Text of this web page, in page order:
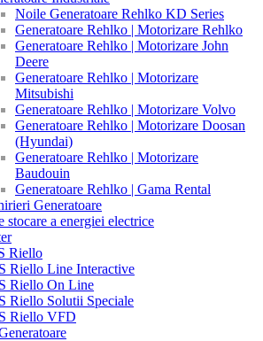
Noile Generatoare Rehlko KD Series
Generatoare Rehlko | Motorizare Rehlko
Generatoare Rehlko | Motorizare John
Deere
Generatoare Rehlko | Motorizare
Mitsubishi
Generatoare Rehlko | Motorizare Volvo
Generatoare Rehlko | Motorizare Doosan
(Hyundai)
Generatoare Rehlko | Motorizare
Baudouin
Generatoare Rehlko | Gama Rental
Generatoare
stocare a energiei electrice
Riello
Riello Line Interactive
Riello On Line
Riello Solutii Speciale
Riello VFD